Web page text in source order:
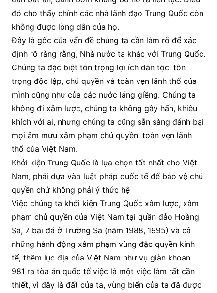
đó cho thấy chính các nhà lãnh đạo Trung Quốc còn
không được lòng dân của họ.
Đây là gốc của vấn đề chúng ta cần làm rõ để xác
định rõ ràng rằng, Nhà nước ta khác với Trung Quốc.
Chúng ta đặc biệt tôn trọng lợi ích dân tộc, tôn
trọng độc lập, chủ quyền và toàn vẹn lãnh thổ của
mình cũng như của các nước láng giềng. Chúng ta
không đi xâm lược, chúng ta không gây hấn, khiêu
khích với ai, nhưng chúng ta cũng sẵn sàng đánh bại
mọi âm mưu xâm phạm chủ quyền, toàn vẹn lãnh
thổ của Việt Nam.
Khởi kiện Trung Quốc là lựa chọn tốt nhất cho Việt
Nam, phải dựa vào luật pháp quốc tế để bảo vệ chủ
quyền chứ không phải ý thức hệ
Việc chúng ta khởi kiện Trung Quốc xâm lược, xâm
phạm chủ quyền của Việt Nam tại quần đảo Hoàng
Sa, 7 bãi đá ở Trường Sa (năm 1988, 1995) và cả
những hành động xâm phạm vùng đặc quyền kinh
tế, thềm lục địa của Việt Nam như vụ giàn khoan
981 ra tòa án quốc tế việc là một việc làm rất cần
thiết, vì đây là đất của ta, vùng biển của ta đã được